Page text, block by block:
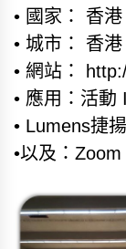
• 國家： 香港
• 城市： 香港
• 網站：
• 應用：活動
• Lumens捷
•以及：